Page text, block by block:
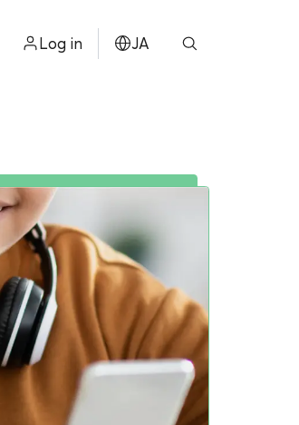
Log in JA
中文
عربي